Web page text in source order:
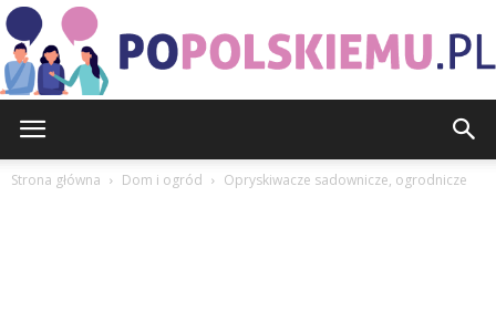
Strona główna Dom i ogród Opryskiwacze sadownicze, ogrodnicze